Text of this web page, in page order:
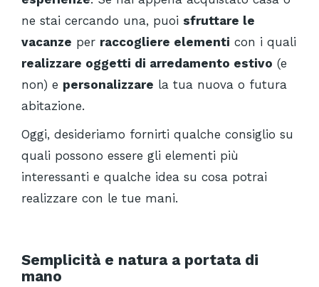
ne stai cercando una, puoi sfruttare le
vacanze per raccogliere elementi con i quali
realizzare oggetti di arredamento estivo (e
non) e personalizzare la tua nuova o futura
abitazione.
Oggi, desideriamo fornirti qualche consiglio su
quali possono essere gli elementi più
interessanti e qualche idea su cosa potrai
realizzare con le tue mani.
Semplicità e natura a portata di
mano